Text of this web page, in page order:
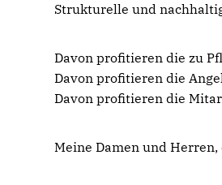
Strukturelle und
Davon profitieren die zu
Davon profitieren die
Davon profitieren die
Meine Damen und